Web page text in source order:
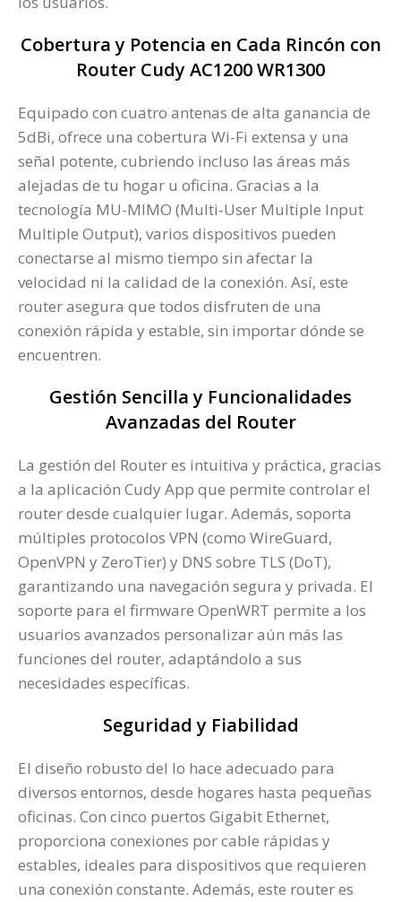
Cobertura y Potencia en Cada Rincón con
Router Cudy AC1200 WR1300
Equipado con cuatro antenas de alta ganancia de
5dBi, ofrece una cobertura Wi-Fi extensa y una
señal potente, cubriendo incluso las áreas más
alejadas de tu hogar u oficina. Gracias a la
tecnología MU-MIMO (Multi-User Multiple Input
Multiple Output), varios dispositivos pueden
conectarse al mismo tiempo sin afectar la
velocidad ni la calidad de la conexión. Así, este
router asegura que todos disfruten de una
conexión rápida y estable, sin importar dónde se
encuentren.
Gestión Sencilla y Funcionalidades
Avanzadas del Router
La gestión del Router es intuitiva y práctica, gracias
a la aplicación Cudy App que permite controlar el
router desde cualquier lugar. Además, soporta
múltiples protocolos VPN (como WireGuard,
OpenVPN y ZeroTier) y DNS sobre TLS (DoT),
garantizando una navegación segura y privada. El
soporte para el firmware OpenWRT permite a los
usuarios avanzados personalizar aún más las
funciones del router, adaptándolo a sus
necesidades específicas.
Seguridad y Fiabilidad
El diseño robusto del lo hace adecuado para
diversos entornos, desde hogares hasta pequeñas
oficinas. Con cinco puertos Gigabit Ethernet,
proporciona conexiones por cable rápidas y
estables, ideales para dispositivos que requieren
una conexión constante. Además, este router es